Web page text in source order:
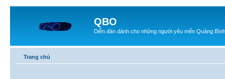
QBO
Diễn đàn dành cho những người yêu mến Quảng Bình
Trang chủ